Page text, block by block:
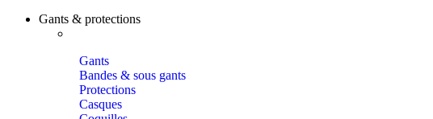
Gants & protections
Gants
Bandes & sous gants
Protections
Casques